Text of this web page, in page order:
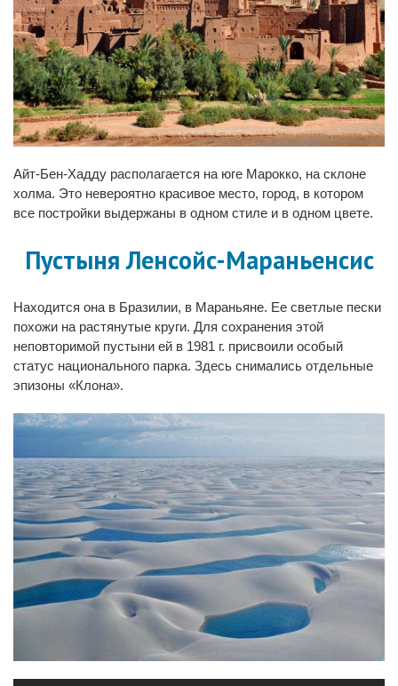
Айт-Бен-Хадду располагается на юге Марокко, на склоне
холма. Это невероятно красивое место, город, в котором
все постройки выдержаны в одном стиле и в одном цвете.
Пустыня Ленсойc-Мараньенсис
Находится она в Бразилии, в Мараньяне. Ее светлые пески
похожи на растянутые круги. Для сохранения этой
неповторимой пустыни ей в 1981 г. присвоили особый
статус национального парка. Здесь снимались отдельные
эпизоны «Клона».